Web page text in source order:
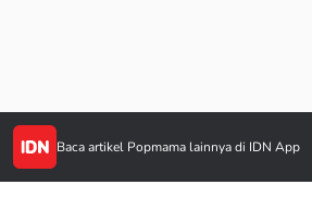
Baca artikel Popmama lainnya di IDN App